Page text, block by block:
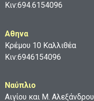
Κιν:694.6154096
Aθηνα
Κρέμου 10 Καλλιθέα
Κιν:6946154096
Ναύπλιο
Αιγίου και Μ. Αλεξάνδρου